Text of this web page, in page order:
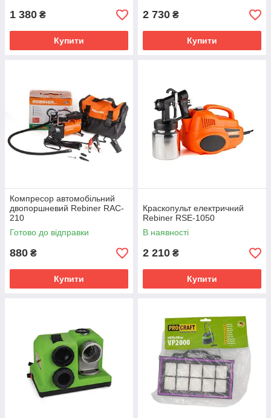
1 380 ₴
Купити
2 730 ₴
Купити
Компресор автомобільний
двопоршневий Rebiner RAC-
210
Готово до відправки
880 ₴
Купити
Краскопульт електричний
Rebiner RSE-1050
В наявності
2 210 ₴
Купити